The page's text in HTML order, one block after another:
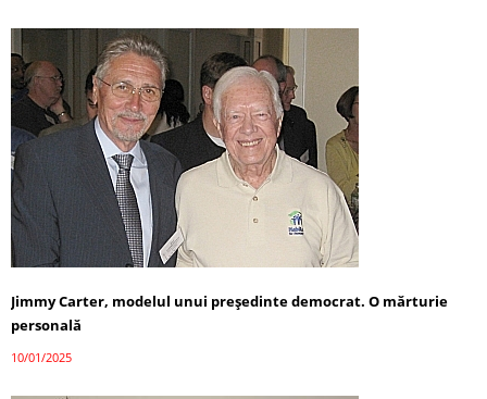
Jimmy Carter, modelul unui președinte democrat. O mărturie
personală
10/01/2025